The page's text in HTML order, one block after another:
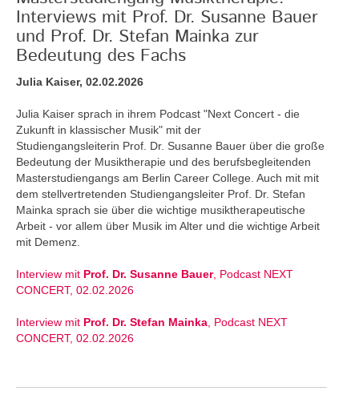
Interviews mit Prof. Dr. Susanne Bauer
und Prof. Dr. Stefan Mainka zur
Bedeutung des Fachs
Julia Kaiser, 02.02.2026
Julia Kaiser sprach in ihrem Podcast "Next Concert - die
Zukunft in klassischer Musik" mit der
Studiengangsleiterin Prof. Dr. Susanne Bauer über die große
Bedeutung der Musiktherapie und des berufsbegleitenden
Masterstudiengangs am Berlin Career College. Auch mit mit
dem stellvertretenden Studiengangsleiter Prof. Dr. Stefan
Mainka sprach sie über die wichtige musiktherapeutische
Arbeit - vor allem über Musik im Alter und die wichtige Arbeit
mit Demenz.
Interview mit Prof. Dr. Susanne Bauer, Podcast NEXT
CONCERT, 02.02.2026
Interview mit Prof. Dr. Stefan Mainka , Podcast NEXT
CONCERT, 02.02.2026